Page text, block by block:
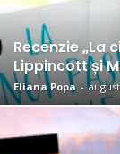
Recenzie „La
Lippincott și
Eliana Popa -